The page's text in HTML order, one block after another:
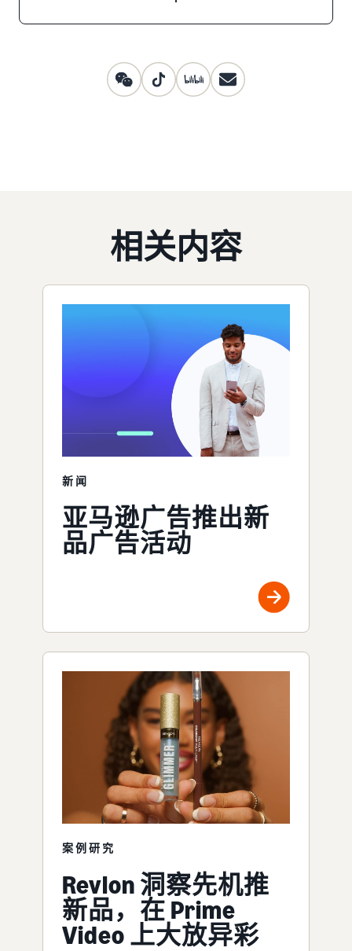
相关内容
新闻
亚马逊广告推出新
品广告活动
案例研究
Revlon 洞察先机推
新品，在 Prime
Video 上大放异彩